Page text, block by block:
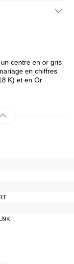
centre en or gris
en chiffres
K) et en Or